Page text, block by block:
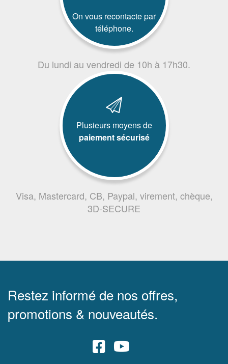
On vous recontacte par
téléphone.
Du lundi au vendredi de 10h à 17h30.
Plusieurs moyens de
paiement sécurisé
Visa, Mastercard, CB, Paypal, virement, chèque,
3D-SECURE
Restez informé de nos offres,
promotions & nouveautés.